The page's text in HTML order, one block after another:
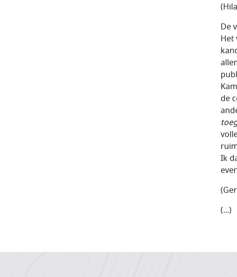
De
Het
de
Ik
(...)